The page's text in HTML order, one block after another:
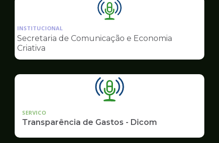
Ilustração
pagina
Comunicação
INSTITUCIONAL
Secretaria de Comunicação e Economia
Criativa
SERVICO
Transparência de Gastos - Dicom